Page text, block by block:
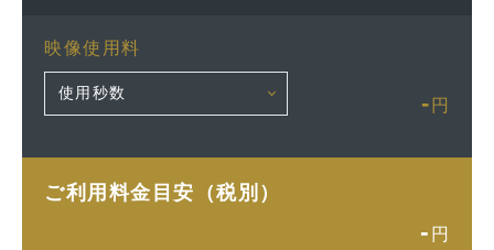
映像使用料
- 円
ご利用料金目安（税別）
- 円